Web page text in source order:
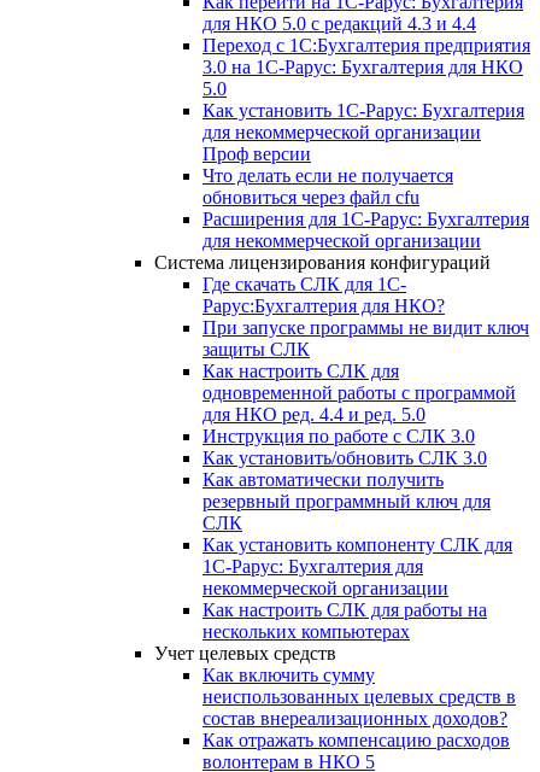
для НКО 5.0 с редакций 4.3 и 4.4
Переход с 1С:Бухгалтерия предприятия
3.0 на 1С-Рарус: Бухгалтерия для НКО
5.0
Как установить 1С-Рарус: Бухгалтерия
для некоммерческой организации
Проф версии
Что делать если не получается
обновиться через файл cfu
Расширения для 1С-Рарус: Бухгалтерия
для некоммерческой организации
Система лицензирования конфигураций
Где скачать СЛК для 1С-
Рарус:Бухгалтерия для НКО?
При запуске программы не видит ключ
защиты СЛК
Как настроить СЛК для
одновременной работы с программой
для НКО ред. 4.4 и ред. 5.0
Инструкция по работе с СЛК 3.0
Как установить/обновить СЛК 3.0
Как автоматически получить
резервный программный ключ для
СЛК
Как установить компоненту СЛК для
1С-Рарус: Бухгалтерия для
некоммерческой организации
Как настроить СЛК для работы на
нескольких компьютерах
Учет целевых средств
Как включить сумму
неиспользованных целевых средств в
состав внереализационных доходов?
Как отражать компенсацию расходов
волонтерам в НКО 5